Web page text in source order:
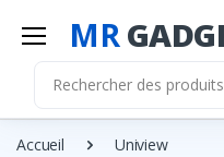
MR
Accueil Uniview